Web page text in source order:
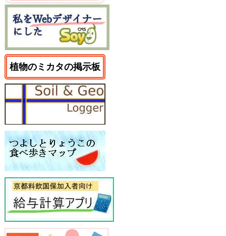
植物のミカタの掲示板